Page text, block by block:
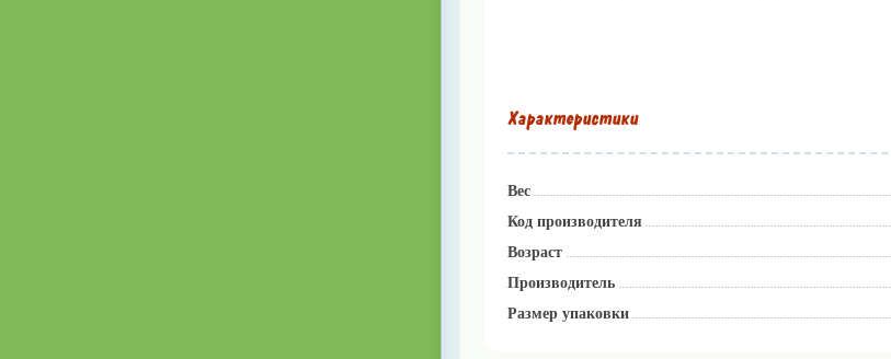
Характеристики
Вес
Код производителя
Возраст
Производитель
Размер упаковки